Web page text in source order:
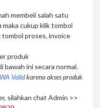
membeli salah satu
maka cukup klik tombol
tombol proses, invoice
produk
bawah ini secara normal.
Validkarena akses produk
silahkan chat Admin >>